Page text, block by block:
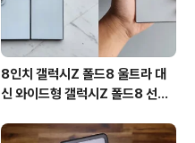
8인치 갤럭시Z 폴드8 울트라 대
신 와이드형 갤럭시Z 폴드8 선
이 미제공!!